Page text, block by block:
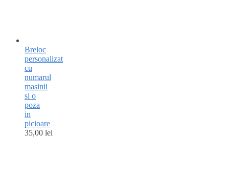
Breloc
personalizat
cu
numarul
masinii
si o
poza
in
picioare
35,00 lei